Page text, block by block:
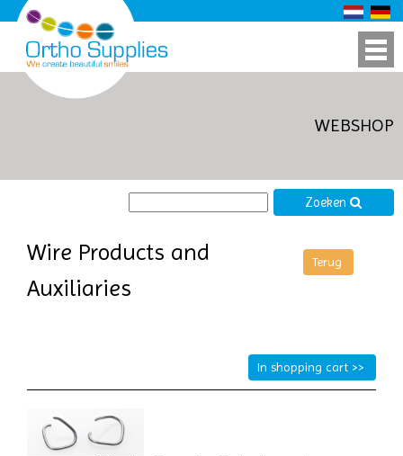
WEBSHOP
Zoeken
Wire Products and
Auxiliaries